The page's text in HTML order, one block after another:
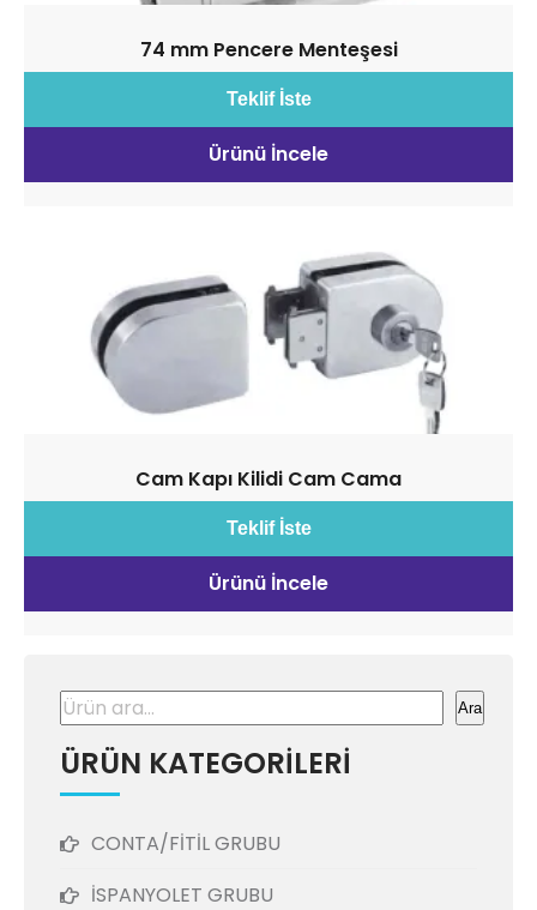
74 mm Pencere Menteşesi
Teklif İste
Ürünü İncele
Cam Kapı Kilidi Cam Cama
Teklif İste
Ürünü İncele
Ara Ara
ÜRÜN KATEGORİLERİ
CONTA/FİTİL GRUBU
İSPANYOLET GRUBU